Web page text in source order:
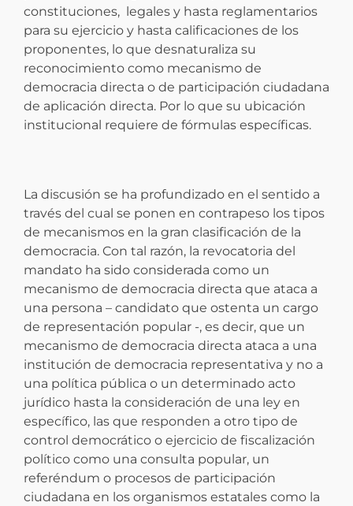
constituciones, legales y hasta reglamentarios
para su ejercicio y hasta calificaciones de los
proponentes, lo que desnaturaliza su
reconocimiento como mecanismo de
democracia directa o de participación ciudadana
de aplicación directa. Por lo que su ubicación
institucional requiere de fórmulas específicas.
La discusión se ha profundizado en el sentido a
través del cual se ponen en contrapeso los tipos
de mecanismos en la gran clasificación de la
democracia. Con tal razón, la revocatoria del
mandato ha sido considerada como un
mecanismo de democracia directa que ataca a
una persona – candidato que ostenta un cargo
de representación popular -, es decir, que un
mecanismo de democracia directa ataca a una
institución de democracia representativa y no a
una política pública o un determinado acto
jurídico hasta la consideración de una ley en
específico, las que responden a otro tipo de
control democrático o ejercicio de fiscalización
político como una consulta popular, un
referéndum o procesos de participación
ciudadana en los organismos estatales como la